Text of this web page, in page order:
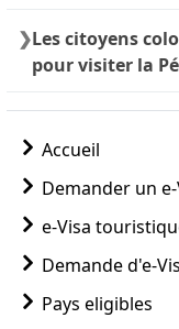
tourisme(
interdit :
Affaires :
spécifique
rémunéré
Études :
Les citoyens
pour visiter la
Ils n'en ont pas
timbre d'entrée
aéroports de
Accueil
Demander un
e-Visa
Demande d'e-
Pays eligibles